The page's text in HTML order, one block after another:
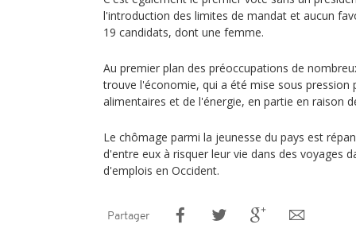
l'introduction des limites de mandat et aucun
19 candidats, dont une femme.
Au premier plan des préoccupations de
trouve l'économie, qui a été mise sous pression
alimentaires et de l'énergie, en partie en raison
Le chômage parmi la jeunesse du pays est
d'entre eux à risquer leur vie dans des voyages
d'emplois en Occident.
Partager